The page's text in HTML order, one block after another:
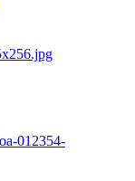
012354-